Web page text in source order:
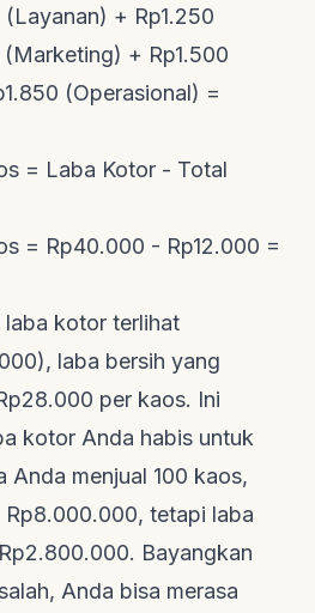
+ Rp1.250
+ Rp1.500
(Operasional) =
= Laba Kotor - Total
= Rp40.000 - Rp12.000 =
laba kotor terlihat
laba bersih yang
per kaos. Ini
kotor Anda habis untuk
Anda menjual 100 kaos,
tetapi laba
Bayangkan
Anda bisa merasa